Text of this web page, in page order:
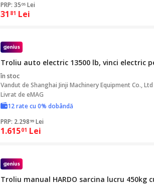
PRP: 35 05 Lei
31 81 Lei
Troliu auto electric 13500 lb, vinci electric
în stoc
Vandut deShanghai Jinji Machinery Equipment Co., Ltd
Livrat de eMAG
12 rate cu 0% dobândă
PRP: 2.298 99 Lei
1.61501 Lei
Troliu manual HARDO sarcina lucru 450kg